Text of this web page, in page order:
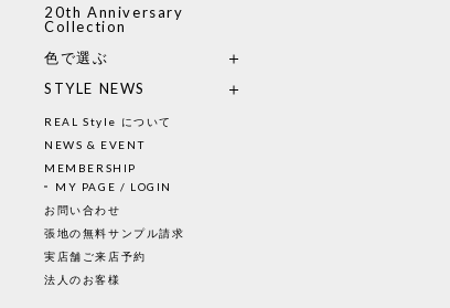
20th Anniversary
Collection
色で選ぶ
STYLE NEWS
REAL Style について
NEWS & EVENT
MEMBERSHIP
MY PAGE / LOGIN
お問い合わせ
張地の無料サンプル請求
実店舗ご来店予約
法人のお客様